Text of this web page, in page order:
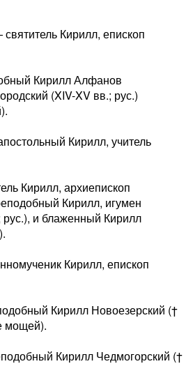
Кирилл, епископ
Кирилл Алфанов
(XIV-XV вв.; рус.)
Кирилл, учитель
Кирилл, архиепископ
Кирилл, игумен
рус.), и блаженный Кирилл
Кирилл, епископ
Кирилл Новоезерский (†
мощей).
Кирилл Чедмогорский (†